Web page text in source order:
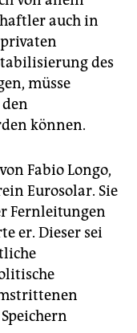
auch in
des
müsse
können.
Fabio Longo,
Eurosolar. Sie
Fernleitungen
er. Dieser sei